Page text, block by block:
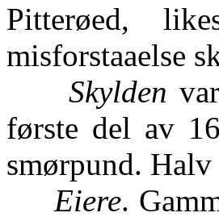
Pitterøed,
misforstaaelse
Skylden
første del av
smørpund. Halv
Eiere.